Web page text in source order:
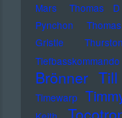
Mars
Thomas D
Pynchon
Gristle
Brönner
Timewarp